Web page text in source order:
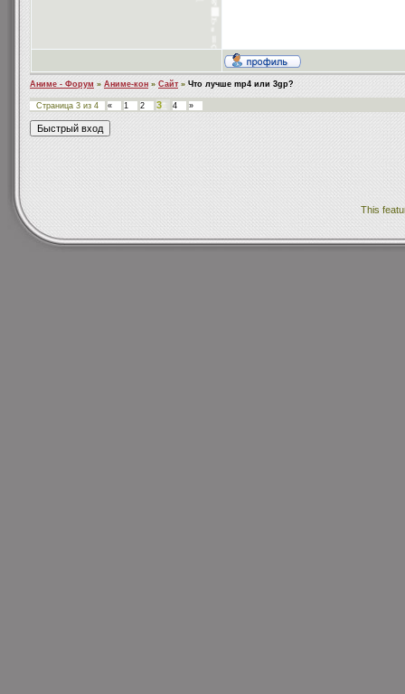
Аниме - Форум » Аниме-кон » Сайт » Что лучше mp4 или 3gp?
Страница 3 из 4 « 1 2 3 4 »
This